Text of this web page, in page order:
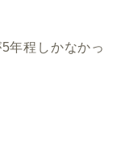
年程しかなかっ